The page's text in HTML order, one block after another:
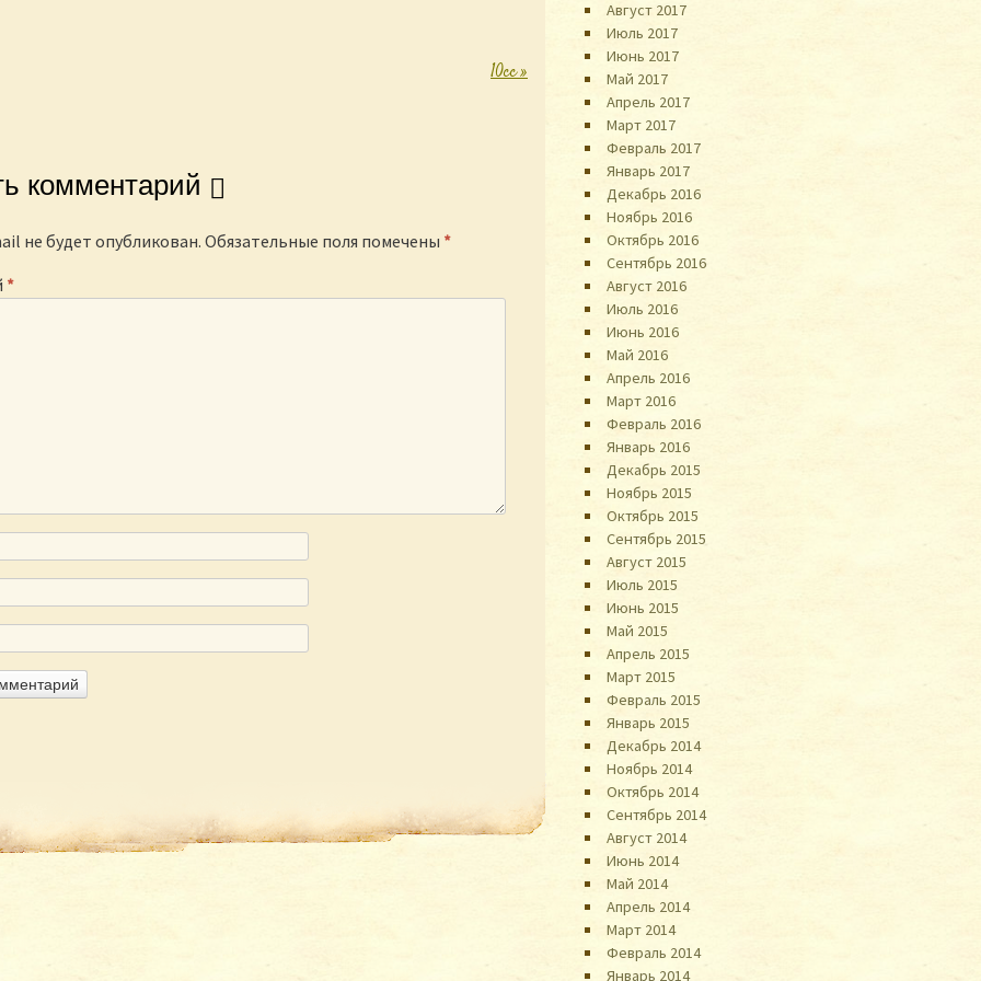
10cc»
комментарий
не будет опубликован. Обязательные поля помечены *
*
Август 2017
Июль 2017
Июнь 2017
Май 2017
Апрель 2017
Март 2017
Февраль 2017
Январь 2017
Декабрь 2016
Ноябрь 2016
Октябрь 2016
Сентябрь 2016
Август 2016
Июль 2016
Июнь 2016
Май 2016
Апрель 2016
Март 2016
Февраль 2016
Январь 2016
Декабрь 2015
Ноябрь 2015
Октябрь 2015
Сентябрь 2015
Август 2015
Июль 2015
Июнь 2015
Май 2015
Апрель 2015
Март 2015
Февраль 2015
Январь 2015
Декабрь 2014
Ноябрь 2014
Октябрь 2014
Сентябрь 2014
Август 2014
Июнь 2014
Май 2014
Апрель 2014
Март 2014
Февраль 2014
Январь 2014